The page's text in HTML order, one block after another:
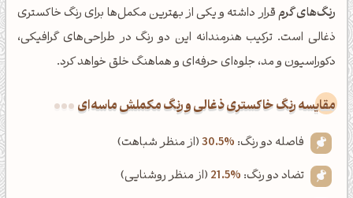
رنگ‌های گرمقرار داشته و یکی از بهترین مکمل‌ها برای رنگ خاکستری
ذغالی است. ترکیب هنرمندانه این دو رنگ در طراحی‌های گرافیکی،
دکوراسیون و مد، جلوه‌ای حرفه‌ای و هماهنگ خلق خواهد کرد.
‌مقایسه رنگ خاکستری ذغالی و رنگ مکملش ماسه‌ای
فاصله دو رنگ: 30.5%(از منظر شباهت)
تضاد دو رنگ: 21.5% (از منظر روشنایی)